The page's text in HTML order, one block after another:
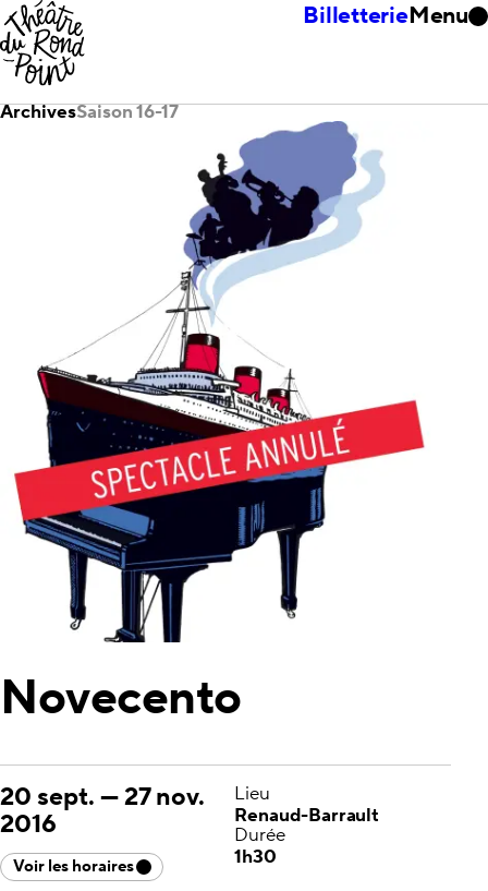
BilletterieMenu
ArchivesSaison 16-17
Novecento
20 sept. —27 nov.
2016
Voir les horaires
Lieu
Renaud-Barrault
Durée
1h30